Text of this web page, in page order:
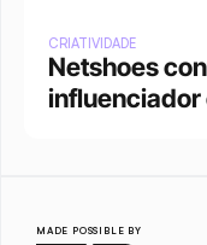
CRIATIVIDADE
Netshoes
MADE POSSIBLE BY